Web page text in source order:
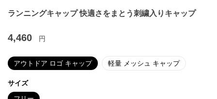
ランニングキャップ 快適さをまとう刺繍入りキャップ
4,460 円
アウトドア ロゴ キャップ 軽量 メッシュ キャップ
サイズ